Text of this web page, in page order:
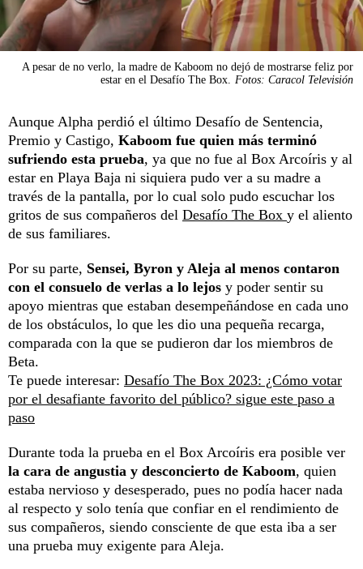
A pesar de no verlo, la madre de Kaboom no dejó de mostrarse feliz por
estar en el Desafío The Box. Fotos: Caracol Televisión
Aunque Alpha perdió el último Desafío de Sentencia,
Premio y Castigo, Kaboom fue quien más terminó
sufriendo esta prueba, ya que no fue al Box Arcoíris y al
estar en Playa Baja ni siquiera pudo ver a su madre a
través de la pantalla, por lo cual solo pudo escuchar los
gritos de sus compañeros del Desafío The Box y el aliento
de sus familiares.
Por su parte, Sensei, Byron y Aleja al menos contaron
con el consuelo de verlas a lo lejos y poder sentir su
apoyo mientras que estaban desempeñándose en cada uno
de los obstáculos, lo que les dio una pequeña recarga,
comparada con la que se pudieron dar los miembros de
Beta.
Te puede interesar: Desafío The Box 2023: ¿Cómo votar
por el desafiante favorito del público? sigue este paso a
paso
Durante toda la prueba en el Box Arcoíris era posible ver
la cara de angustia y desconcierto de Kaboom, quien
estaba nervioso y desesperado, pues no podía hacer nada
al respecto y solo tenía que confiar en el rendimiento de
sus compañeros, siendo consciente de que esta iba a ser
una prueba muy exigente para Aleja.